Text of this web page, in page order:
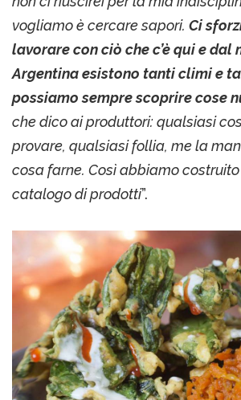
vogliamo è cercare sapori. Ci
lavorare con ciò che c’è qui e dal
Argentina esistono tanti climi e
possiamo sempre scoprire cose
che dico ai produttori: qualsiasi
provare, qualsiasi follia, me la
cosa farne. Così abbiamo
catalogo di prodotti”.